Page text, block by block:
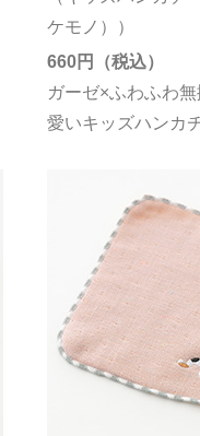
ケモノ））
ガーゼ×ふわふわ
愛いキッズハンカ
660円